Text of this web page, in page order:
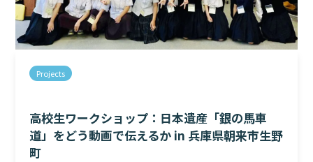
Projects
高校生ワークショップ：日本遺産「銀の馬車
道」をどう動画で伝えるか in 兵庫県朝来市生野
町